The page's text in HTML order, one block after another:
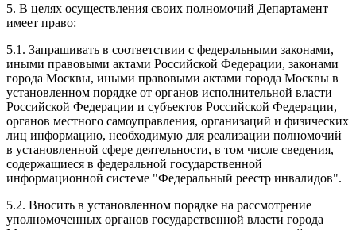
5. В целях осуществления своих полномочий Департамент
имеет право:
5.1. Запрашивать в соответствии с федеральными законами,
иными правовыми актами Российской Федерации, законами
города Москвы, иными правовыми актами города Москвы в
установленном порядке от органов исполнительной власти
Российской Федерации и субъектов Российской Федерации,
органов местного самоуправления, организаций и физических
лиц информацию, необходимую для реализации полномочий
в установленной сфере деятельности, в том числе сведения,
содержащиеся в федеральной государственной
информационной системе "Федеральный реестр инвалидов".
5.2. Вносить в установленном порядке на рассмотрение
уполномоченных органов государственной власти города